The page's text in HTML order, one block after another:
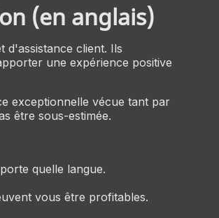
(en anglais)
d'assistance client. Ils
une expérience positive
exceptionnelle vécue tant par
être sous-estimée.
quelle langue.
vous être profitables.